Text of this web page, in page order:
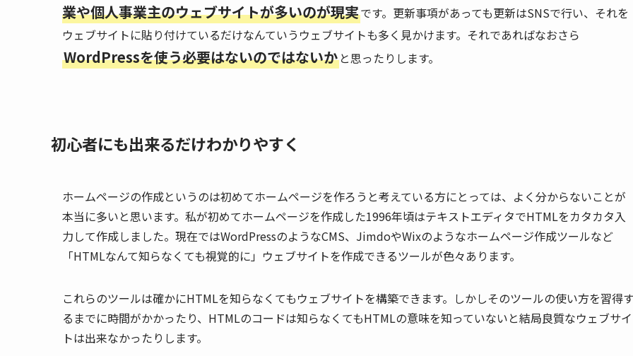
業や個人事業主のウェブサイトが多いのが現実です。更新事項があっても更新はSNSで行い、それを
ウェブサイトに貼り付けているだけなんていうウェブサイトも多く見かけます。それであればなおさら
WordPressを使う必要はないのではないか と思ったりします。
初心者にも出来るだけわかりやすく
ホームページの作成というのは初めてホームページを作ろうと考えている方にとっては、よく分からないことが
本当に多いと思います。私が初めてホームページを作成した1996年頃はテキストエディタでHTMLをカタカタ入
力して作成しました。現在ではWordPressのようなCMS、JimdoやWixのようなホームページ作成ツールなど
「HTMLなんて知らなくても視覚的に」ウェブサイトを作成できるツールが色々あります。
これらのツールは確かにHTMLを知らなくてもウェブサイトを構築できます。しかしそのツールの使い方を習得
るまでに時間がかかったり、HTMLのコードは知らなくてもHTMLの意味を知っていないと結局良質なウェブサイ
トは出来なかったりします。